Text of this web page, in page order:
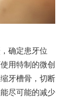
确定患牙位
用特制的微创
牙槽骨，切断
尽可能的减少